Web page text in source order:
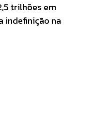
trilhões em
indefinição na